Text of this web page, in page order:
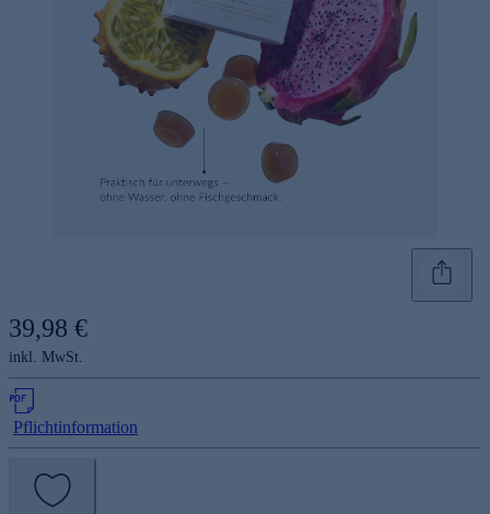
39,98 €
inkl. MwSt.
Pflichtinformation